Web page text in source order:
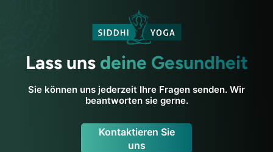
Lass uns deine Gesundheit
Sie können uns jederzeit Ihre Fragen senden. Wir
beantworten sie gerne.
Kontaktieren Sie
uns